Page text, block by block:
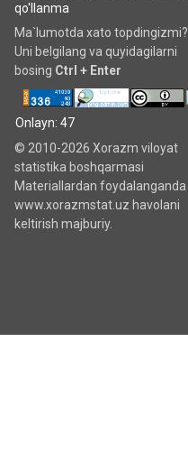
qo'llanma
Ma`lumotda xato topdingizmi?
Uni belgilang va quyidagilarni
bosing Ctrl + Enter
Onlayn: 47
© 2010-2026 Xorazm viloyat
statistika boshqarmasi
Materiallardan foydalanganda
www.xorazmstat.uz havolani
keltirish majburiy.